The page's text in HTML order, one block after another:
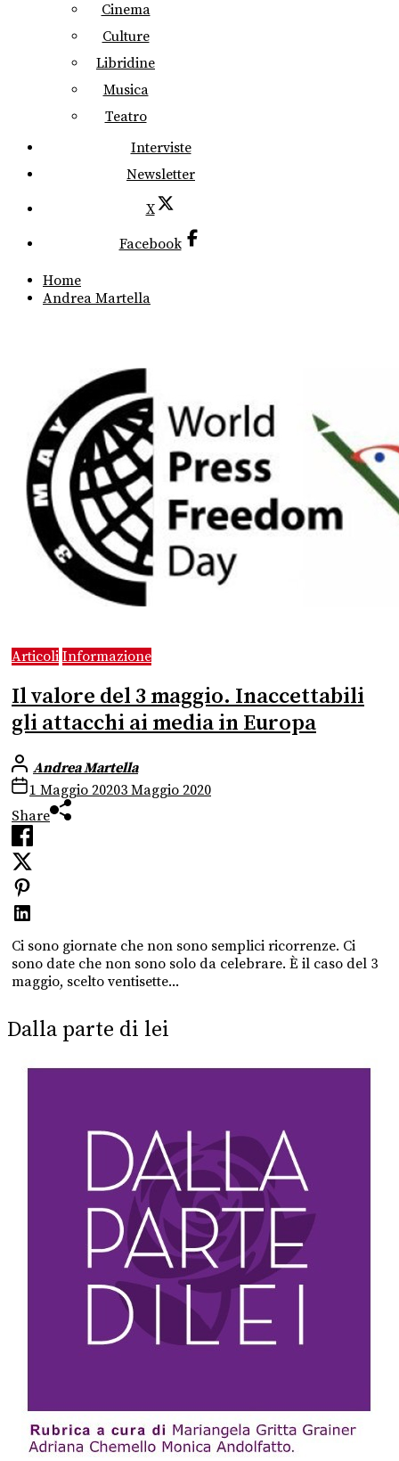
Cinema
Culture
Libridine
Musica
Teatro
Interviste
Newsletter
X
Facebook
Home
Andrea Martella
Articoli Informazione
Il valore del 3 maggio. Inaccettabili
gli attacchi ai media in Europa
Andrea Martella
1 Maggio 20203 Maggio 2020
Share
Ci sono giornate che non sono semplici ricorrenze. Ci
sono date che non sono solo da celebrare. È il caso del 3
maggio, scelto ventisette...
Dalla parte di lei